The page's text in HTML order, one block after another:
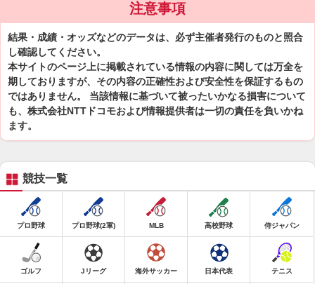
注意事項
結果・成績・オッズなどのデータは、必ず主催者発行のものと照合
し確認してください。
本サイトのページ上に掲載されている情報の内容に関しては万全を
期しておりますが、その内容の正確性および安全性を保証するもの
ではありません。 当該情報に基づいて被ったいかなる損害について
も、株式会社NTTドコモおよび情報提供者は一切の責任を負いかね
ます。
競技一覧
プロ野球 プロ野球(2軍) MLB 高校野球 侍ジャパン
ゴルフ Jリーグ 海外サッカー 日本代表 テニス